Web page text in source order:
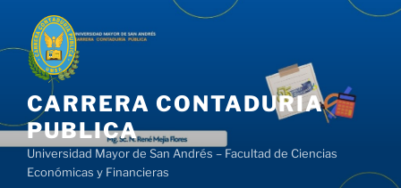
contenido
CARRERA CONTADURIA
PUBLICA
Universidad Mayor de San Andrés – Facultad de Ciencias
Económicas y Financieras